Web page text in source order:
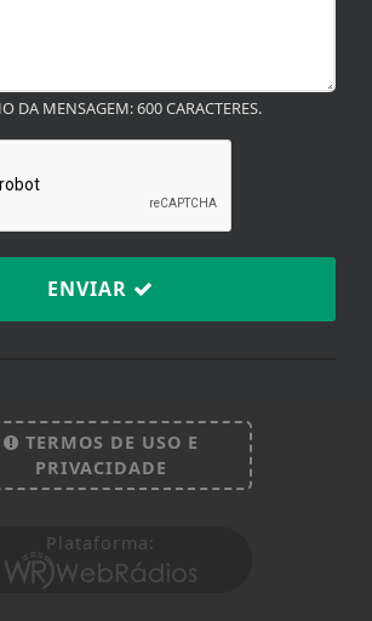
DA MENSAGEM: 600 CARACTERES.
TERMOS DE USO E
PRIVACIDADE
e Privacidade
você concorda com nossos Termos